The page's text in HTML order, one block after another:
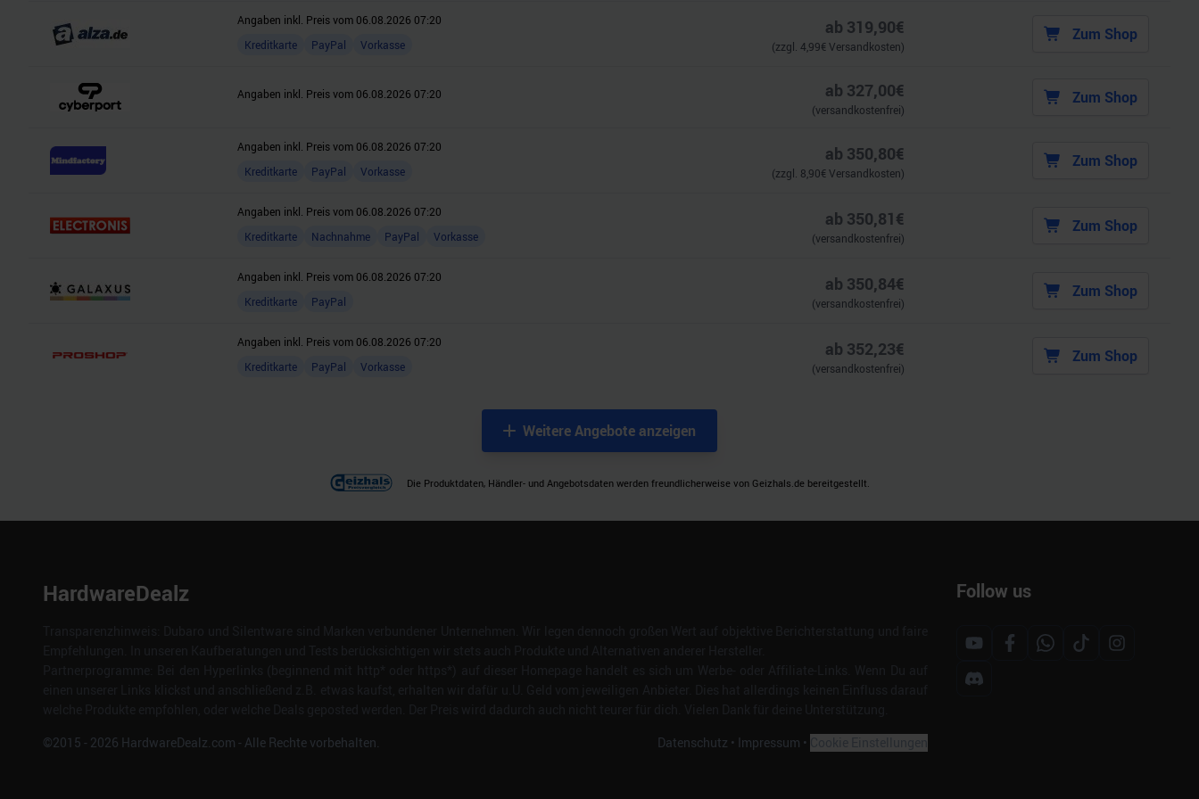
Angaben inkl. Preis vom 06.08.2026 07:20
Kreditkarte
PayPal Vorkasse
ab 319,90€
(zzgl. 4,99€ Versandkosten)
Zum Shop
Angaben inkl. Preis vom 06.08.2026 07:20 ab 327,00€
(versandkostenfrei)
Zum Shop
Angaben inkl. Preis vom 06.08.2026 07:20
Kreditkarte
PayPal Vorkasse
ab 350,80€
(zzgl. 8,90€ Versandkosten)
Zum Shop
Angaben inkl. Preis vom 06.08.2026 07:20
Kreditkarte
Nachnahme PayPal Vorkasse
ab 350,81€
(versandkostenfrei)
Zum Shop
Angaben inkl. Preis vom 06.08.2026 07:20
Kreditkarte
PayPal
ab 350,84€
(versandkostenfrei)
Zum Shop
Angaben inkl. Preis vom 06.08.2026 07:20
Kreditkarte
PayPal Vorkasse
ab 352,23€
(versandkostenfrei)
Zum Shop
Weitere Angebote anzeigen
Die Produktdaten, Händler- und Angebotsdaten werden freundlicherweise von Geizhals.de bereitgestellt.
HardwareDealz
©2015 - 2026 HardwareDealz.com - Alle Rechte vorbehalten. Datenschutz • Impressum •
Follow us